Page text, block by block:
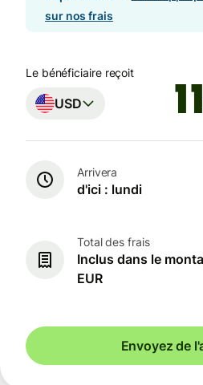
sur nos frais
Le bénéficiaire reçoit
USD
Arrivera
d'ici : lundi
Total des frais
Inclus dans le
EUR
Envoyez de